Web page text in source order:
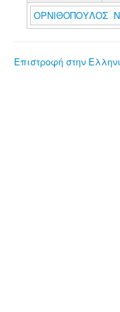
ΟΡΝΙΘΟΠΟΥΛΟΣ
Επιστροφή στην